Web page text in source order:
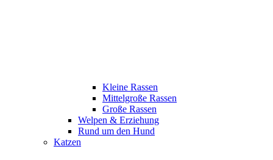
Kleine Rassen
Mittelgroße Rassen
Große Rassen
Welpen & Erziehung
Rund um den Hund
Katzen